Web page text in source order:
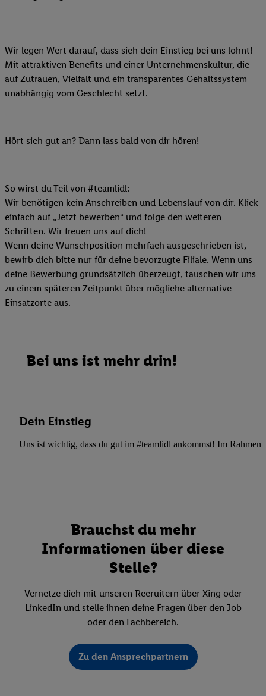
Wir legen Wert darauf, dass sich dein Einstieg bei uns lohnt!
Mit attraktiven Benefits und einer Unternehmenskultur, die
auf Zutrauen, Vielfalt und ein transparentes Gehaltssystem
unabhängig vom Geschlecht setzt.
Hört sich gut an? Dann lass bald von dir hören!
So wirst du Teil von #teamlidl:
Wir benötigen kein Anschreiben und Lebenslauf von dir. Klick
einfach auf „Jetzt bewerben“ und folge den weiteren
Schritten. Wir freuen uns auf dich!
Wenn deine Wunschposition mehrfach ausgeschrieben ist,
bewirb dich bitte nur für deine bevorzugte Filiale. Wenn uns
deine Bewerbung grundsätzlich überzeugt, tauschen wir uns
zu einem späteren Zeitpunkt über mögliche alternative
Einsatzorte aus.
Bei uns ist mehr drin!
Dein Einstieg
Uns ist wichtig, dass du gut im #teamlidl ankommst! Im Rahmen
Brauchst du mehr
Informationen über diese
Stelle?
Vernetze dich mit unseren Recruitern über Xing oder
LinkedIn und stelle ihnen deine Fragen über den Job
oder den Fachbereich.
Zu den Ansprechpartnern